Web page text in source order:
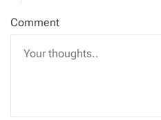
Comment